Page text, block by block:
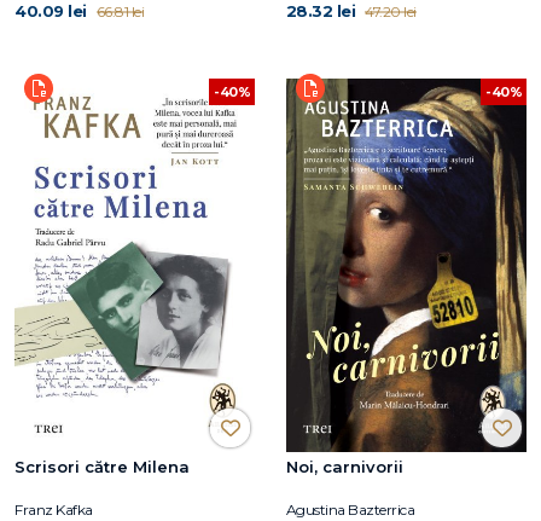
40.09 lei 66.81 lei 28.32 lei 47.20 lei
-40%
Scrisori către Milena
Franz Kafka
-40%
Noi, carnivorii
Agustina Bazterrica